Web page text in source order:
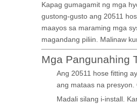
Kapag gumagamit ng mga
gustong-gusto ang 20511
maayos sa maraming mga
magandang piliin. Malinaw
Mga Pangunahing
Ang 20511 hose fitting
ang mataas na presyon.
Madali silang i-install.